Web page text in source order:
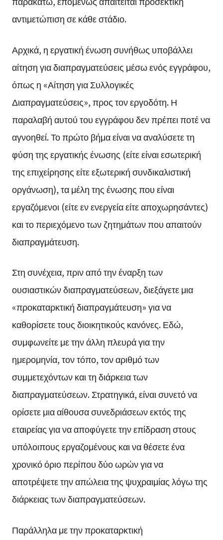
αντιμετώπιση σε κάθε στάδιο.
Αρχικά, η εργατική ένωση συνήθως υποβάλλει
αίτηση για διαπραγματεύσεις μέσω ενός εγγράφου,
όπως η «Αίτηση για Συλλογικές
Διαπραγματεύσεις», προς τον εργοδότη. Η
παραλαβή αυτού του εγγράφου δεν πρέπει ποτέ να
αγνοηθεί. Το πρώτο βήμα είναι να αναλύσετε τη
φύση της εργατικής ένωσης (είτε είναι εσωτερική
της επιχείρησης είτε εξωτερική συνδικαλιστική
οργάνωση), τα μέλη της ένωσης που είναι
εργαζόμενοι (είτε εν ενεργεία είτε αποχωρησάντες)
και το περιεχόμενο των ζητημάτων που απαιτούν
διαπραγμάτευση.
Στη συνέχεια, πριν από την έναρξη των
ουσιαστικών διαπραγματεύσεων, διεξάγετε μια
«προκαταρκτική διαπραγμάτευση» για να
καθορίσετε τους διοικητικούς κανόνες. Εδώ,
συμφωνείτε με την άλλη πλευρά για την
ημερομηνία, τον τόπο, τον αριθμό των
συμμετεχόντων και τη διάρκεια των
διαπραγματεύσεων. Στρατηγικά, είναι συνετό να
ορίσετε μια αίθουσα συνεδριάσεων εκτός της
εταιρείας για να αποφύγετε την επίδραση στους
υπόλοιπους εργαζομένους και να θέσετε ένα
χρονικό όριο περίπου δύο ωρών για να
αποτρέψετε την απώλεια της ψυχραιμίας λόγω της
διάρκειας των διαπραγματεύσεων.
Παράλληλα με την προκαταρκτική